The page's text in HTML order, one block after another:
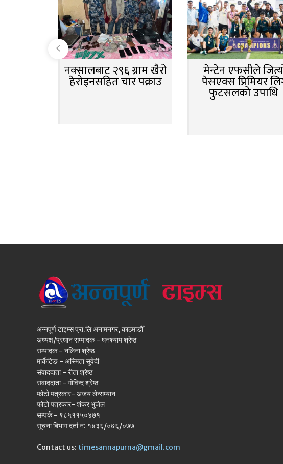
नक्सालबाट २९६ ग्राम खैरो
हेरोइनसहित चार पक्राउ
मेन्टेन एफसीले
पेसएक्स प्रिमियर
फुटसलको उपाधि
अन्नपूर्ण टाइम्स प्रा.लि अनामनगर, काठमाडौँ
अध्यक्ष/प्रधान सम्पादक - घनश्याम श्रेष्ठ
सम्पादक - नलिना श्रेष्ठ
मार्केटिङ - अस्मिता सुवेदी
संवाददाता - रीता श्रेष्ठ
संवाददाता - गोविन्द श्रेष्ठ
फोटो पत्रकार- अजय लेन्सम्यान
फोटो पत्रकार- शंकर भुजेल
सम्पर्क - ९८५११५०४७१
सूचना बिभाग दर्ता न: १४३६/०७६/०७७
Contact us: timesannapurna@gmail.com